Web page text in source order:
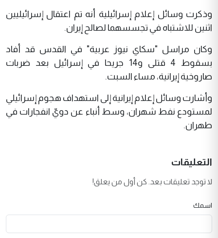
وذكرت وسائل إعلام إسرائيلية أنه تم اعتقال إسرائيليين
اثنين للاشتباه في تجسسهما لصالح إيران.
وكان مراسل "سكاي نيوز عربية" في القدس قد أفاد
بسقوط 4 قتلى و14 جريحا في إسرائيل بعد ضربات
صاروخية إيرانية، مساء السبت.
وأشارت وسائل إعلام إيرانية إلى استهداف هجوم إسرائيلي
لمستودع نفط شهران، وسط أنباء عن دويّ انفجارات في
طهران.
التعليقات
لا توجد تعليقات بعد. كن أول من يعلق!
اسمك